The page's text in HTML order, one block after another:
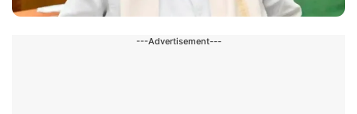
---Advertisement---